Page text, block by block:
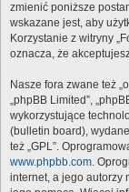
zmienić poniższe
wskazane jest, aby
Korzystanie z witryny
oznacza, że
Nasze fora zwane też
„phpBB Limited”,
wykorzystujące
(bulletin board),
też „GPL”.
www.phpbb.com.
internet, a jego autorzy